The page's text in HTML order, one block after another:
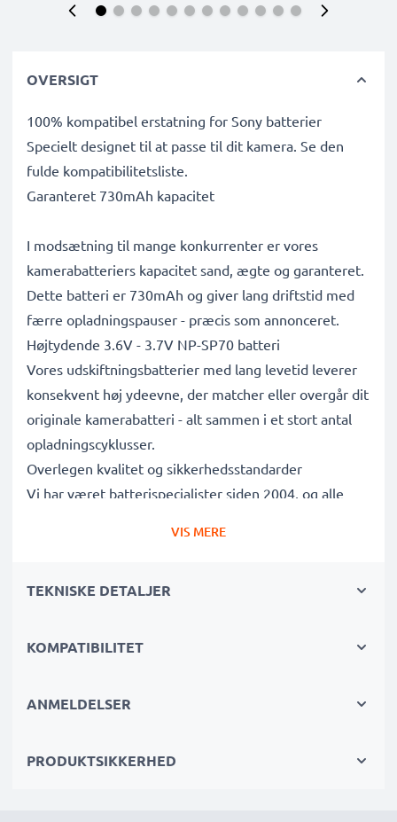
OVERSIGT
100% kompatibel erstatning for Sony batterier
Specielt designet til at passe til dit kamera. Se den
fulde kompatibilitetsliste.
Garanteret 730mAh kapacitet
I modsætning til mange konkurrenter er vores
kamerabatteriers kapacitet sand, ægte og garanteret.
Dette batteri er 730mAh og giver lang driftstid med
færre opladningspauser - præcis som annonceret.
Højtydende 3.6V - 3.7V NP-SP70 batteri
Vores udskiftningsbatterier med lang levetid leverer
konsekvent høj ydeevne, der matcher eller overgår dit
originale kamerabatteri - alt sammen i et stort antal
opladningscyklusser.
Overlegen kvalitet og sikkerhedsstandarder
Vi har været batterispecialister siden 2004, og alle
Uundværlig i enhver fotografs kamerataske
strøm til intensive, langvarige foto- eller
Vælg CELLONIC og gå aldrig på kompromis med
VIS MERE
TEKNISKE DETALJER
KOMPATIBILITET
ANMELDELSER
PRODUKTSIKKERHED